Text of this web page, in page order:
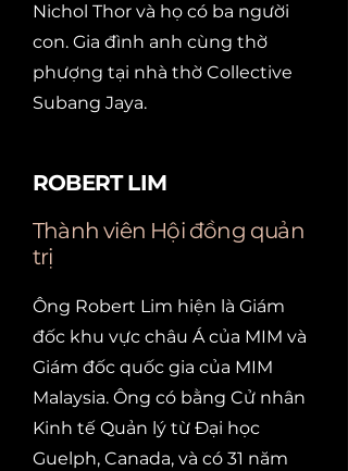
Nichol Thor và họ có ba người
con. Gia đình anh cùng thờ
phượng tại nhà thờ Collective
Subang Jaya.
ROBERT LIM
Thành viên Hội đồng quản
trị
Ông Robert Lim hiện là Giám
đốc khu vực châu Á của MIM và
Giám đốc quốc gia của MIM
Malaysia. Ông có bằng Cử nhân
Kinh tế Quản lý từ Đại học
Guelph, Canada, và có 31 năm